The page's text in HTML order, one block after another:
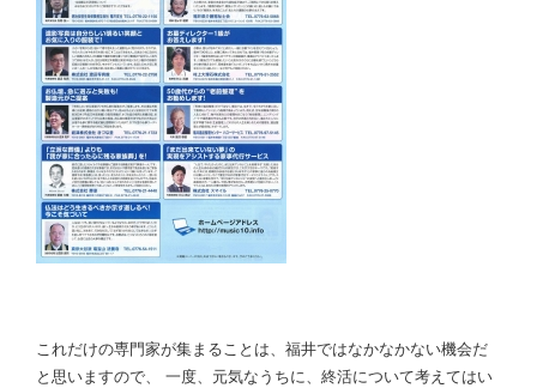
これだけの専門家が集まることは、福井ではなかなかない機会だ
と思いますので、 一度、元気なうちに、終活について考えてはい